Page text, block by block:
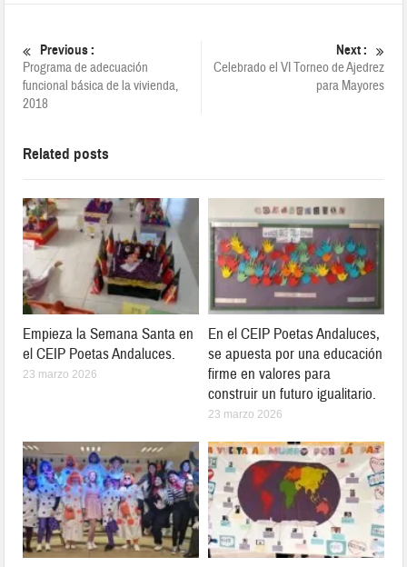
Previous :
Programa de adecuación
funcional básica de la vivienda,
2018
Next :
Celebrado el VI Torneo de Ajedrez
para Mayores
Related posts
Empieza la Semana Santa en
el CEIP Poetas Andaluces.
23 marzo 2026
En el CEIP Poetas Andaluces,
se apuesta por una educación
firme en valores para
construir un futuro igualitario.
23 marzo 2026